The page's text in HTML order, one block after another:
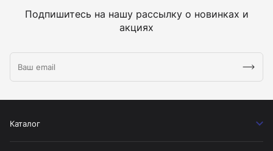
Подпишитесь на нашу рассылку о новинках и
акциях
Каталог